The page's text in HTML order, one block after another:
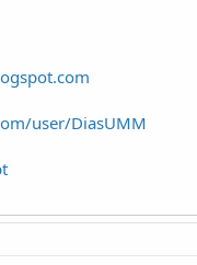
user/DiasUMM